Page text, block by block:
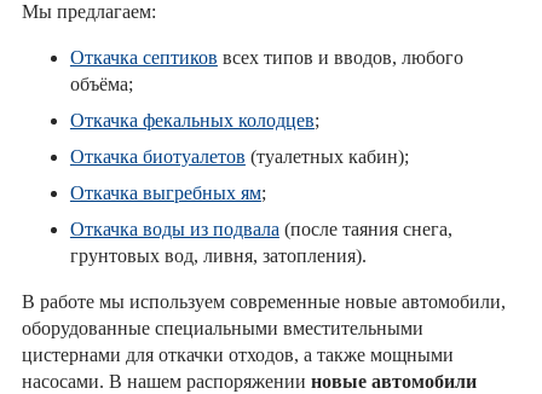
Мы предлагаем:
Откачка септиков всех типов и вводов, любого
объёма;
Откачка фекальных колодцев;
Откачка биотуалетов (туалетных кабин);
Откачка выгребных ям;
Откачка воды из подвала (после таяния снега,
грунтовых вод, ливня, затопления).
В работе мы используем современные новые автомобили,
оборудованные специальными вместительными
цистернами для откачки отходов, а также мощными
насосами. В нашем распоряжении новые автомобили